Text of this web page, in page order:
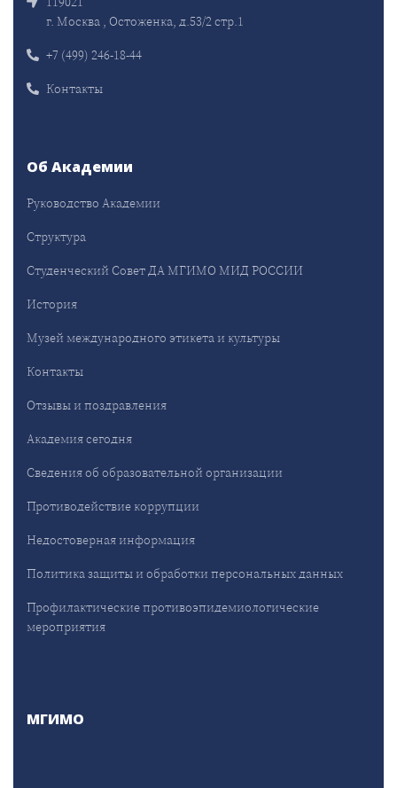
г. Москва , Остоженка, д.53/2 стр.1
+7 (499) 246-18-44
Контакты
Об Академии
Руководство Академии
Структура
Студенческий Совет ДА МГИМО МИД РОССИИ
История
Музей международного этикета и культуры
Контакты
Отзывы и поздравления
Академия сегодня
Сведения об образовательной организации
Противодействие коррупции
Недостоверная информация
Политика защиты и обработки персональных данных
Профилактические противоэпидемиологические
мероприятия
МГИМО